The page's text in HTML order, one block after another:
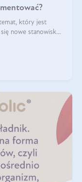
który jest
nowe stanowisko